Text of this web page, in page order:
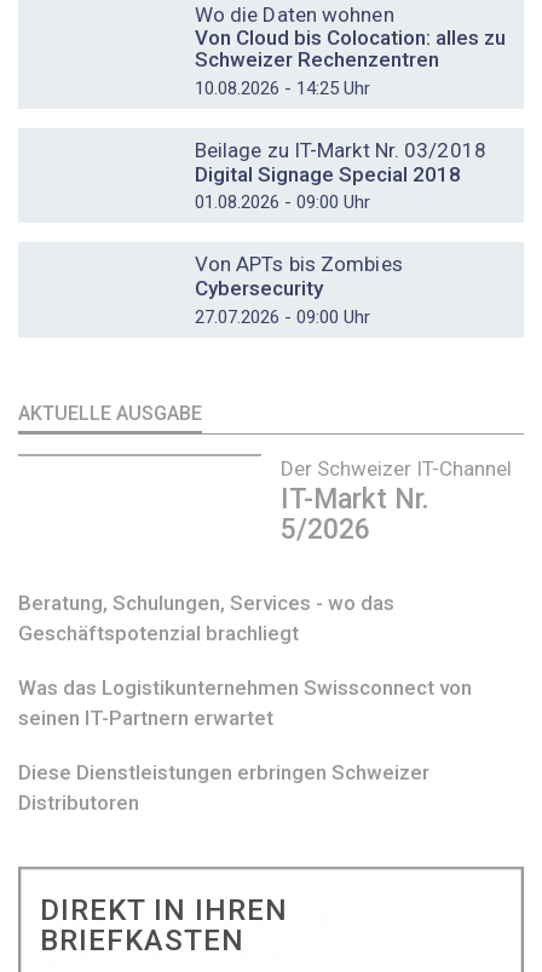
Wo die Daten wohnen
Von Cloud bis Colocation: alles zu
Schweizer Rechenzentren
10.08.2026 - 14:25 Uhr
Beilage zu IT-Markt Nr. 03/2018
Digital Signage Special 2018
01.08.2026 - 09:00 Uhr
Von APTs bis Zombies
Cybersecurity
27.07.2026 - 09:00 Uhr
AKTUELLE AUSGABE
Der Schweizer IT-Channel
IT-Markt Nr.
5/2026
Beratung, Schulungen, Services - wo das
Geschäftspotenzial brachliegt
Was das Logistikunternehmen Swissconnect von
seinen IT-Partnern erwartet
Diese Dienstleistungen erbringen Schweizer
Distributoren
DIREKT IN IHREN
BRIEFKASTEN